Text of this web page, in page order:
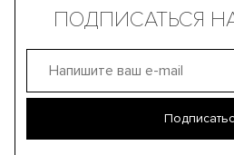
ПОДПИСАТЬСЯ